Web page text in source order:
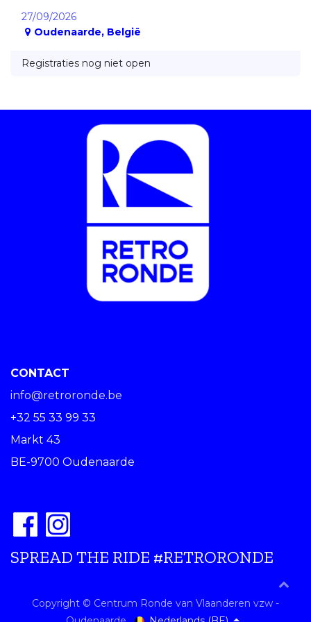
27/09/2026
Oudenaarde, België
Registraties nog niet open
CONTACT
info@retroronde.be
+32 55 33 99 33
Markt 43
BE-9700 Oudenaarde
SPREAD THE RIDE #RETRORONDE
Copyright © Centrum Ronde van Vlaanderen vzw -